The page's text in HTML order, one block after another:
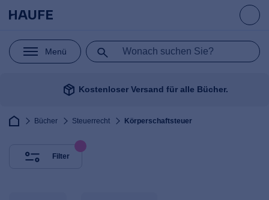
Menü
package_2 Kostenloser Versand für alle Bücher.
Bücher Steuerrecht Körperschaftsteuer
Filter